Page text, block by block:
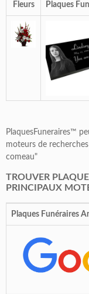
Fleurs Plaques
PlaquesFuneraires™
moteurs de
comeau"
TROUVER
PRINCIPAUX
Plaques Funéraires